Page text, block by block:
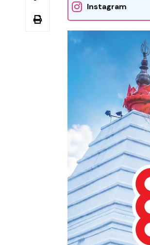
Instagram